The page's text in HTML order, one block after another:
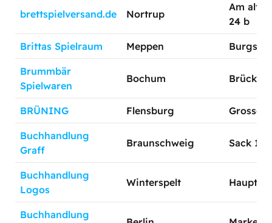
brettspielversand.de Nortrup
Am
24 b
Brittas Spielraum Meppen
Brummbär
Spielwaren
Bochum
BRÜNING Flensburg Grosse
Buchhandlung
Graff
Braunschweig Sack 15
Buchhandlung
Logos
Winterspelt
Buchhandlung